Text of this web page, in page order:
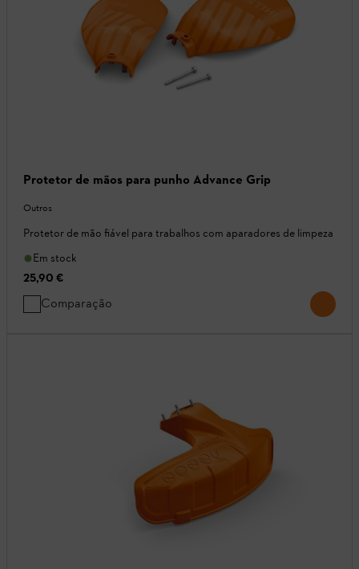
Protetor de mãos para punho Advance Grip
Outros
Protetor de mão fiável para trabalhos com aparadores de limpeza
Em stock
25,90 €
Comparação